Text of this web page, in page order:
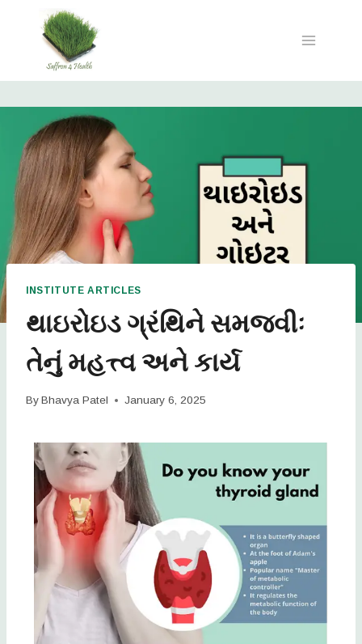
INSTITUTE ARTICLES
થાઇરોઇડ ગ્રંથિને સમજવીઃ
તેનું મહત્ત્વ અને કાર્ય
By Bhavya Patel January 6, 2025